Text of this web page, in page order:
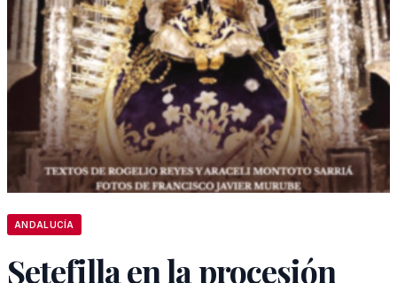
ANDALUCÍA
Setefilla en la procesión